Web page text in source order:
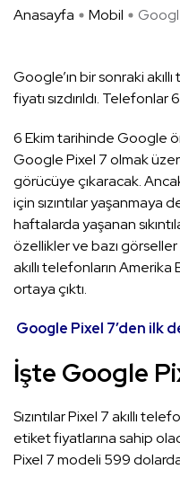
Anasayfa Mobil
Google’ın bir sonraki
fiyatı sızdırıldı. Telefonlar
6 Ekim tarihinde Google
Google Pixel 7 olmak
görücüye çıkaracak.
için sızıntılar yaşanmaya
haftalarda yaşanan
özellikler ve bazı görseller
akıllı telefonların Amerika
ortaya çıktı.
Google Pixel 7’den ilk
İşte Google
Sızıntılar Pixel 7 akıllı
etiket fiyatlarına sahip
Pixel 7 modeli 599